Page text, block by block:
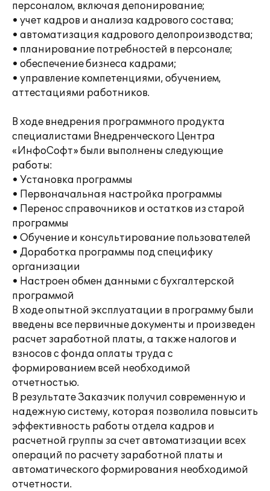
персоналом, включая депонирование;
• учет кадров и анализа кадрового состава;
• автоматизация кадрового делопроизводства;
• планирование потребностей в персонале;
• обеспечение бизнеса кадрами;
• управление компетенциями, обучением,
аттестациями работников.
В ходе внедрения программного продукта
специалистами Внедренческого Центра
«ИнфоСофт» были выполнены следующие
работы:
• Установка программы
• Первоначальная настройка программы
• Перенос справочников и остатков из старой
программы
• Обучение и консультирование пользователей
• Доработка программы под специфику
организации
• Настроен обмен данными с бухгалтерской
программой
В ходе опытной эксплуатации в программу были
введены все первичные документы и произведен
расчет заработной платы, а также налогов и
взносов с фонда оплаты труда с
формированием всей необходимой
отчетностью.
В результате Заказчик получил современную и
надежную систему, которая позволила повысить
эффективность работы отдела кадров и
расчетной группы за счет автоматизации всех
операций по расчету заработной платы и
автоматического формирования необходимой
отчетности.